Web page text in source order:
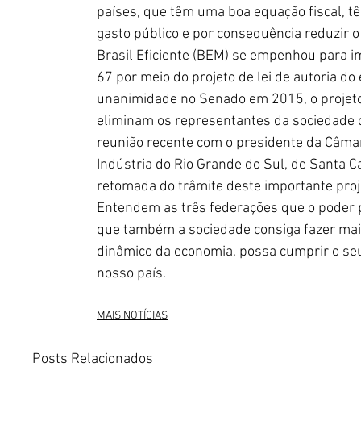
países, que têm uma boa equação fiscal,
gasto público e por consequência reduzir
Brasil Eficiente (BEM) se empenhou para
67 por meio do projeto de lei de autoria
unanimidade no Senado em 2015, o
eliminam os representantes da
reunião recente com o presidente da
Indústria do Rio Grande do Sul, de Santa
retomada do trâmite deste importante
Entendem as três federações que o
que também a sociedade consiga fazer
dinâmico da economia, possa cumprir o
nosso país.
MAIS NOTÍCIAS
Posts Relacionados